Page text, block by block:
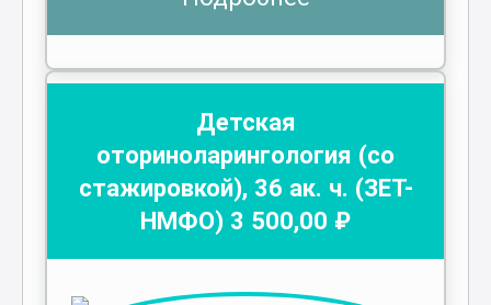
Детская
оториноларингология (со
стажировкой), 36 ак. ч. (ЗЕТ-
НМФО) 3 500,00 ₽